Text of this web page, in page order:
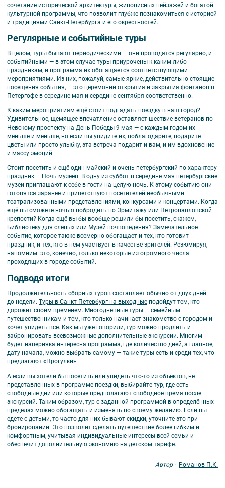
сочетание исторической архитектуры, живописных пейзажей и богатой
культурной программы, что позволит глубже познакомиться с историей
и традициями Санкт-Петербурга и его окрестностей.
Регулярные и событийные туры
В целом, туры бывают периодическими — они проводятся регулярно, и
событийными — в этом случае туры приурочены к каким-либо
праздникам, и программа их обогащается соответствующими
мероприятиями. Из них, пожалуй, самые яркие, действительно стоящие
посещения события, — это церемонии открытия и закрытия фонтанов в
Петергофе в середине мая и середине сентября соответственно.
К каким мероприятиям ещё стоит подгадать поездку в наш город?
Удивительное, щемящее впечатление оставляет шествие ветеранов по
Невскому проспекту на День Победы 9 мая — с каждым годом их
меньше и меньше, но если вы увидите их, поблагодарите, подарите
цветы или просто улыбку, эта встреча подарит и вам, и им вдохновение
и массу эмоций.
Стоит посетить и ещё один майский и очень петербургский по характеру
праздник — Ночь музеев. В одну из суббот в середине мая петербургские
музеи приглашают к себе в гости на целую ночь. К этому событию они
готовятся заранее и приветствуют посетителей необычными
театрализованными представлениями, конкурсами и концертами. Когда
ещё вы сможете ночью побродить по Эрмитажу или Петропавловской
крепости? Когда ещё вы бы вообще решили бы посетить, скажем,
Библиотеку для слепых или Музей почвоведения? Замечательное
событие, которое также всемерно обогащает и тех, кто готовит
праздник, и тех, кто в нём участвует в качестве зрителей. Резюмируя,
напомним: это, конечно, только некоторые из огромного числа
проходящих в городе событий.
Подводя итоги
Продолжительность сборных туров составляет обычно от двух дней
до недели. Туры в Санкт-Петербург на выходные подойдут тем, кто
дорожит своим временем. Многодневные туры — семейным
путешественникам и тем, кто только начинает знакомство с городом и
хочет увидеть все. Как мы уже говорили, тур можно продлить и
забронировать всевозможные дополнительные экскурсии. Многим
будет наверняка интересна программа, где количество дней, а главное,
дату начала, можно выбрать самому — такие туры есть и среди тех, что
предлагают «Прогулки».
А если вы хотели бы посетить или увидеть что-то из объектов, не
представленных в программе поездки, выбирайте тур, где есть
свободные дни или которые предполагают свободное время после
экскурсий. Таким образом, тур с заданной программой в определённых
пределах можно обогащать и изменять по своему желанию. Если вы
едете с детьми, то часто для них бывают скидки, уточните это при
бронировании. Это позволит сделать путешествие более гибким и
комфортным, учитывая индивидуальные интересы всей семьи и
обеспечит дополнительную экономию на детском тарифе.
Автор - Романов П.К.